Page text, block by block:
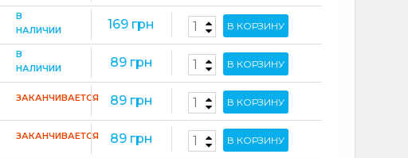
В
НАЛИЧИИ
169 грн В КОРЗИНУ
В
НАЛИЧИИ
89 грн В КОРЗИНУ
ЗАКАНЧИВАЕТСЯ 89 грн В КОРЗИНУ
ЗАКАНЧИВАЕТСЯ 89 грн В КОРЗИНУ